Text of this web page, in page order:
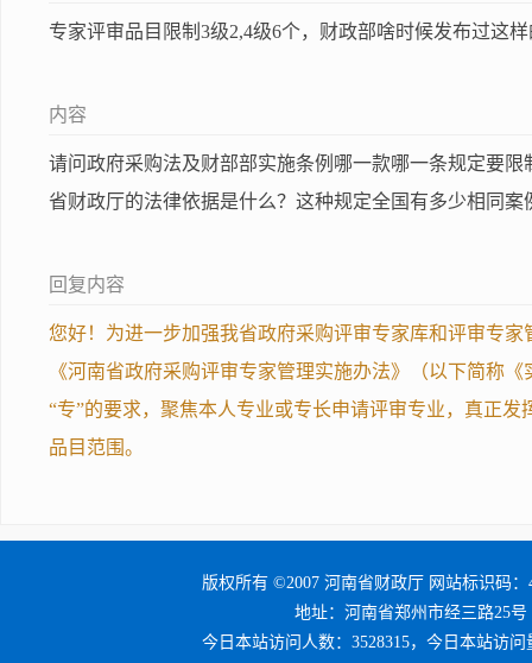
专家评审品目限制3级2,4级6个，财政部啥时候发布过这
内容
请问政府采购法及财部部实施条例哪一款哪一条规定要
省财政厅的法律依据是什么？这种规定全国有多少相同
回复内容
您好！为进一步加强我省政府采购评审专家库和评审专
《河南省政府采购评审专家管理实施办法》（以下简称
“专”的要求，聚焦本人专业或专长申请评审专业，真正
品目范围。
版权所有 ©2007 河南省财政厅 网站标识码：
地址：河南省郑州市经三路25号
今日本站访问人数：3528315，今日本站访问